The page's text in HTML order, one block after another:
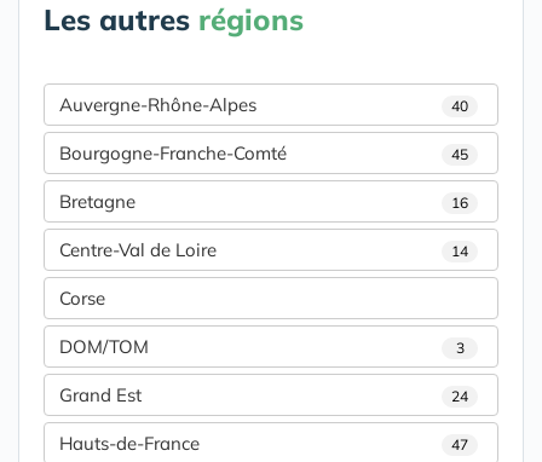
Les autres régions
Auvergne-Rhône-Alpes 40
Bourgogne-Franche-Comté 45
Bretagne 16
Centre-Val de Loire 14
Corse
DOM/TOM 3
Grand Est 24
Hauts-de-France 47